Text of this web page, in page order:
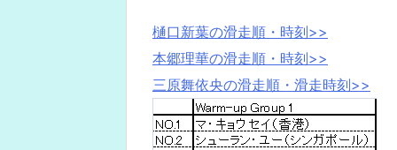
樋口新葉の滑走順・時刻>>
本郷理華の滑走順・時刻>>
三原舞依央の滑走順・滑走時刻>>